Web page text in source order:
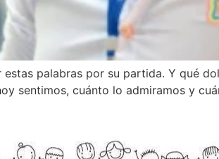
palabras por su partida. Y qué
sentimos, cuánto lo admiramos y